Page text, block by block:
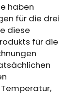
haben
für die drei
diese
für die